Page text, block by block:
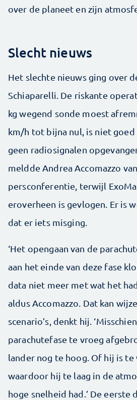
over de planeet en zijn
Slecht nieuws
Het slechte nieuws ging over
Schiaparelli. De riskante
kg wegend sonde moest
km/h tot bijna nul, is niet goed
geen radiosignalen
meldde Andrea Accomazzo
persconferentie, terwijl
eroverheen is gevlogen. Er is
dat er iets misging.
‘Het opengaan van de
aan het einde van deze fase
data niet meer met wat het
aldus Accomazzo. Dat kan
scenario’s, denkt hij.
parachutefase te vroeg
lander nog te hoog. Of hij is
waardoor hij te laag in de
hoge snelheid had.’ De eerste